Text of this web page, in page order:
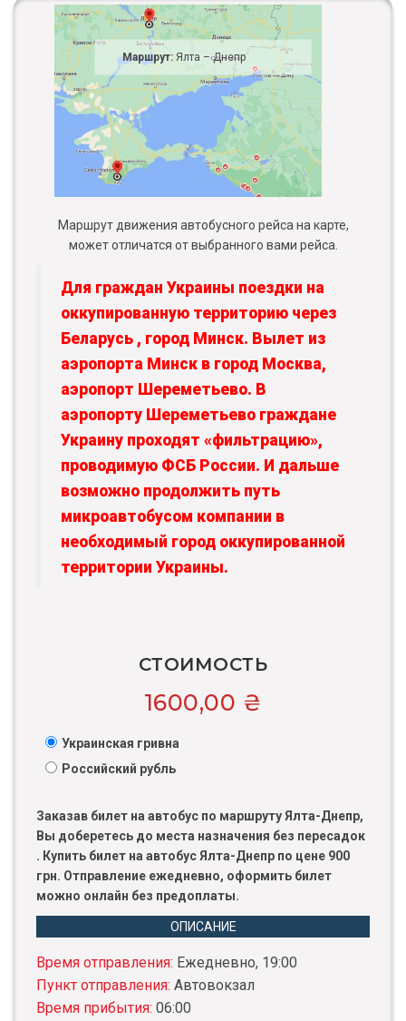
Маршрут: Ялта – Днепр
Маршрут движения автобусного рейса на карте,
может отличатся от выбранного вами рейса.
Для граждан Украины поездки на
оккупированную территорию через
Беларусь , город Минск. Вылет из
аэропорта Минск в город Москва,
аэропорт Шереметьево. В
аэропорту Шереметьево граждане
Украину проходят «фильтрацию»,
проводимую ФСБ России. И дальше
возможно продолжить путь
микроавтобусом компании в
необходимый город оккупированной
территории Украины.
СТОИМОСТЬ
1600,00 ₴
Украинская гривна
Российский рубль
Заказав билет на автобус по маршруту Ялта-Днепр,
Вы доберетесь до места назначения без пересадок
. Купить билет на автобус Ялта-Днепр по цене 900
грн. Отправление ежедневно, оформить билет
можно онлайн без предоплаты.
ОПИСАНИЕ
Время отправления: Ежедневно, 19:00
Пункт отправления: Автовокзал
Время прибытия: 06:00